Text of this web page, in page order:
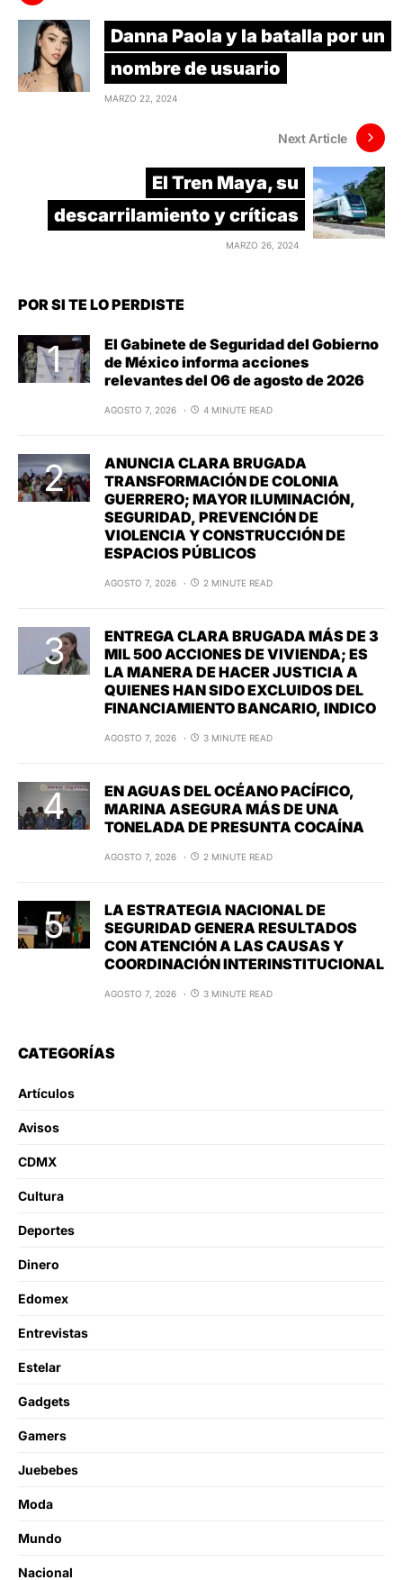
Danna Paola y la batalla por un
nombre de usuario
MARZO 22, 2024
Next Article
El Tren Maya, su
descarrilamiento y críticas
MARZO 26, 2024
POR SI TE LO PERDISTE
El Gabinete de Seguridad del Gobierno
de México informa acciones
relevantes del 06 de agosto de 2026
AGOSTO 7, 2026 4 MINUTE READ
ANUNCIA CLARA BRUGADA
TRANSFORMACIÓN DE COLONIA
GUERRERO; MAYOR ILUMINACIÓN,
SEGURIDAD, PREVENCIÓN DE
VIOLENCIA Y CONSTRUCCIÓN DE
ESPACIOS PÚBLICOS
AGOSTO 7, 2026 2 MINUTE READ
ENTREGA CLARA BRUGADA MÁS DE 3
MIL 500 ACCIONES DE VIVIENDA; ES
LA MANERA DE HACER JUSTICIA A
QUIENES HAN SIDO EXCLUIDOS DEL
FINANCIAMIENTO BANCARIO, INDICO
AGOSTO 7, 2026 3 MINUTE READ
EN AGUAS DEL OCÉANO PACÍFICO,
MARINA ASEGURA MÁS DE UNA
TONELADA DE PRESUNTA COCAÍNA
AGOSTO 7, 2026 2 MINUTE READ
LA ESTRATEGIA NACIONAL DE
SEGURIDAD GENERA RESULTADOS
CON ATENCIÓN A LAS CAUSAS Y
COORDINACIÓN INTERINSTITUCIONAL
AGOSTO 7, 2026 3 MINUTE READ
CATEGORÍAS
Artículos
Avisos
CDMX
Cultura
Deportes
Dinero
Edomex
Entrevistas
Estelar
Gadgets
Gamers
Juebebes
Moda
Mundo
Nacional